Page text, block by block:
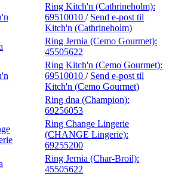
Ring Kitch'n (Cathrineholm):
69510010 / Send e-post til
Kitch'n (Cathrineholm)
Ring Jernia (Cemo Gourmet):
45505622
Ring Kitch'n (Cemo Gourmet):
69510010 / Send e-post til
Kitch'n (Cemo Gourmet)
Ring dna (Champion):
69256053
Ring Change Lingerie
(CHANGE Lingerie):
69255200
Ring Jernia (Char-Broil):
45505622